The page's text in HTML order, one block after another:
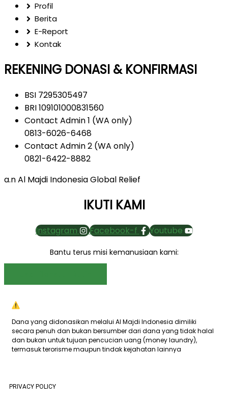
Profil
Berita
E-Report
Kontak
REKENING DONASI & KONFIRMASI
BSI 7295305497
BRI 109101000831560
Contact Admin 1 (WA only)
0813-6026-6468
Contact Admin 2 (WA only)
0821-6422-8882
a.n Al Majdi Indonesia Global Relief
IKUTI KAMI
Instagram Facebook-f Youtube
Bantu terus misi kemanusiaan kami:
Dana yang didonasikan melalui Al Majdi Indonesia dimiliki
secara penuh dan bukan bersumber dari dana yang tidak halal
dan bukan untuk tujuan pencucian uang (money laundry),
termasuk terorisme maupun tindak kejahatan lainnya
PRIVACY POLICY